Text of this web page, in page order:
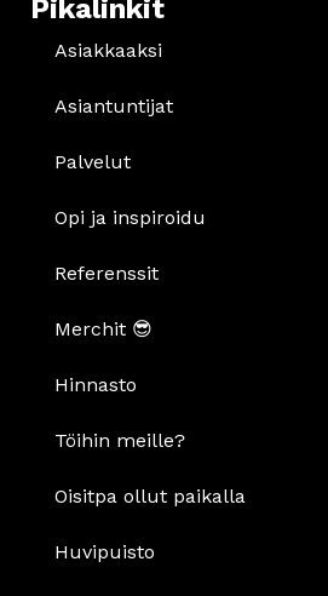
Pikalinkit
Asiakkaaksi
Asiantuntijat
Palvelut
Opi ja inspiroidu
Referenssit
Merchit 😎
Hinnasto
Töihin meille?
Oisitpa ollut paikalla
Huvipuisto